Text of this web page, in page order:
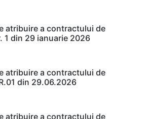
atribuire a contractului de
1 din 29 ianuarie 2026
atribuire a contractului de
din 29.06.2026
atribuire a contractului de